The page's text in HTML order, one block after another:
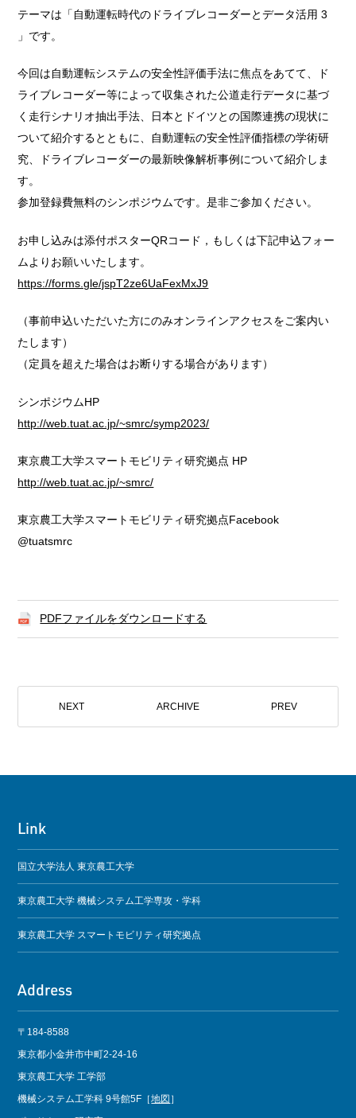
テーマは「自動運転時代のドライブレコーダーとデータ活用 3
」です。
今回は自動運転システムの安全性評価手法に焦点をあてて、ド
ライブレコーダー等によって収集された公道走行データに基づ
く走行シナリオ抽出手法、日本とドイツとの国際連携の現状に
ついて紹介するとともに、自動運転の安全性評価指標の学術研
究、ドライブレコーダーの最新映像解析事例について紹介しま
す。
参加登録費無料のシンポジウムです。是非ご参加ください。
お申し込みは添付ポスターQRコード，もしくは下記申込フォー
ムよりお願いいたします。
https://forms.gle/jspT2ze6UaFexMxJ9
（事前申込いただいた方にのみオンラインアクセスをご案内い
たします）
（定員を超えた場合はお断りする場合があります）
シンポジウムHP
http://web.tuat.ac.jp/~smrc/symp2023/
東京農工大学スマートモビリティ研究拠点 HP
http://web.tuat.ac.jp/~smrc/
東京農工大学スマートモビリティ研究拠点Facebook
@tuatsmrc
PDFファイルをダウンロードする
NEXT ARCHIVE PREV
Link
国立大学法人 東京農工大学
東京農工大学 機械システム工学専攻・学科
東京農工大学 スマートモビリティ研究拠点
Address
〒184-8588
東京都小金井市中町2-24-16
東京農工大学 工学部
機械システム工学科 9号館5F［地図 ］